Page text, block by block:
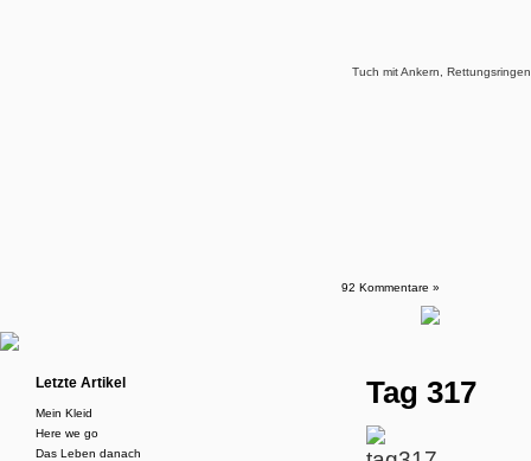
Tuch mit Ankern,
92 Kommentare »
Tag 317
Letzte Artikel
Mein Kleid
Here we go
Das Leben danach